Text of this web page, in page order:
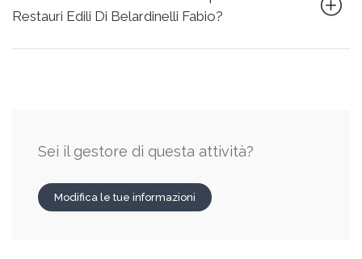
Restauri Edili Di Belardinelli Fabio?
Sei il gestore di questa attività?
Modifica le tue informazioni